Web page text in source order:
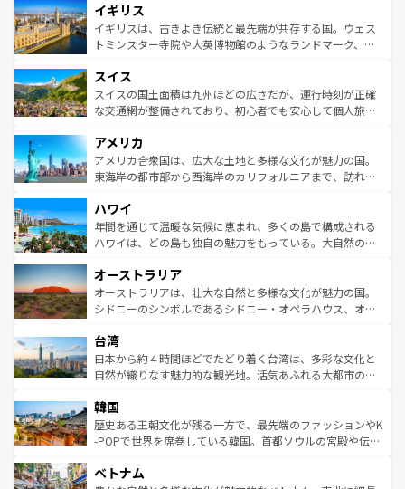
いる。シャンパンの発祥地であるランス、プロヴァンスの
香り高いラベンダー畑など、多彩な楽しみ方が可能だ。さ
らに、パリ以外の地域にも魅力が溢れており、どの街角に
れる地方に足を運ぶとそれぞれで全く異なる文化を体験で
きるだろう。 なお、新着のフランス情報はコンテンツ一覧
を参照してほしい。
顔を持つこの国は、どこを歩いても飽きることがない。ベ
ルリンの文化的活気、バイエルン州のアルプスの絶景、そ
してライン川沿いのワイン畑といった風景は必見。ビール
は、お酒好きな人にはぜひ体験してほしい。 なお、新着の
ドイツ情報はコンテンツ一覧を参照してほしい。
イギリス
イギリスは、古きよき伝統と最先端が共存する国。ウェス
トミンスター寺院や大英博物館のようなランドマーク、歴
リアごとに異なる魅力がある。また、優雅なアフタヌーン
ティー、ビール好きにはたまらない英国パブ、サッカー観
戦など、本場だからこそできる体験も豊富。イギリスを旅
ンツ一覧を参照してほしい。
スイス
スイスの国土面積は九州ほどの広さだが、運行時刻が正確
な交通網が整備されており、初心者でも安心して個人旅行
の建物がそのまま残る町や、スイスならではのユニークな
博物館もあり、アルプス観光だけでなく町歩きも満喫する
ことができる。国民の所得が高いため物価も高いが、旅行
ば市内交通費無料で観光を楽しむこともできる。 なお、新
着のスイス情報はコンテンツ一覧 を参照してほしい。
アメリカ
アメリカ合衆国は、広大な土地と多様な文化が魅力の国。
東海岸の都市部から西海岸のカリフォルニアまで、訪れる
のような巨大都市は、観光、ショッピング、エンターテイ
ンメントが詰まった刺激的なスポットだ。一方、アメリカ
西部には大自然が広がり、グランドキャニオンやイエロー
部のニューオーリンズでは、音楽と美食が融合した独特の
文化が魅力。旅行者はアメリカの各地域で異なる魅力を楽
しみながら、その多様性と豊かな歴史を感じることができ
ならではの贅沢な旅のスタイルだ。 なお、新着のアメリカ
情報はコンテンツ一覧を参照してほしい。
ハワイ
年間を通じて温暖な気候に恵まれ、多くの島で構成される
ハワイは、どの島も独自の魅力をもっている。大自然の神
ワイ島は見逃せない。また、定番の観光地といえばオアフ
島だが、静かな自然を求めるならマウイ島やカウアイ島が
おすすめ。エメラルドグリーンに輝く海をはじめ、豊かな
れるおもてなしの心で訪れる人々を迎えてくれるハワイの
人々、おいしいローカルフードやハワイアンミュージッ
ク、伝統的なフラダンスなど、すべてがハワイの魅力を彩
ワイを、存分に味わってほしい。 なお、新着のハワイ情報
はコンテンツ一覧を参照してほしい。
オーストラリア
オーストラリアは、壮大な自然と多様な文化が魅力の国。
シドニーのシンボルであるシドニー・オペラハウス、オー
リアリーフや大陸中央部にそびえるウルル（エアーズロッ
ク）、タスマニアの美しい原生林やケアンズの熱帯雨林な
ど、見どころがたくさん。また、カフェやワイン、オージ
いる。アクティビティも充実しており、サーフィンやダイ
ビング、ハイキングなど、アウトドア好きにはたまらな
い。オーストラリアの多彩な魅力を存分に味わいつくそ
参照してほしい。
台湾
日本から約４時間ほどでたどり着く台湾は、多彩な文化と
自然が織りなす魅力的な観光地。活気あふれる大都市の台
ン）、静ひつな山岳地帯である台湾東部など、都市の喧騒
と山間の静けさが共存しており、訪れる人に新しい発見と
驚きをもたらしてくれる。また、奥深い台湾の食文化も魅
容にもいいと評判のスイーツなど、バラエティ豊かな料理
韓国
歴史ある王朝文化が残る一方で、最先端のファッションやK
-POPで世界を席巻している韓国。首都ソウルの宮殿や伝統
き、地方に足を延ばせば四季折々の自然美を楽しむことが
ベトナム